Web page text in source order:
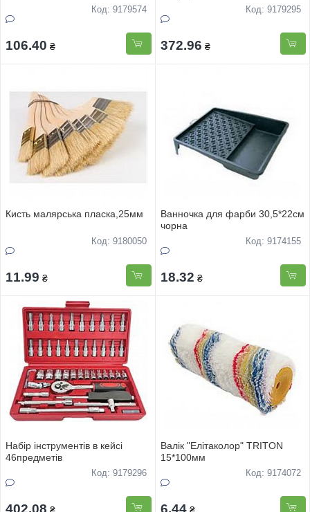
Код: 9179574
106.40 ₴
Код: 9179295
372.96 ₴
Кисть малярська пласка,25мм
Код: 9180050
11.99 ₴
Ванночка для фарби 30,5*22см
чорна
Код: 9174155
18.32 ₴
Набiр iнструментiв в кейсi
46предметiв
Код: 9179296
402.08 ₴
Валiк "Елiтаколор" TRITON
15*100мм
Код: 9174072
6.44 ₴